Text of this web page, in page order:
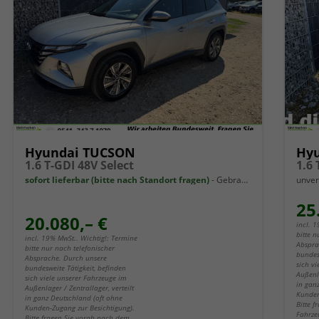
Hyundai TUCSON
1.6 T-GDI 48V Select
sofort lieferbar (bitte nach Standort fragen) Gebrauchtwagen
20.080,– €
incl. 19% MwSt.. Wichtig!: Termine
bitte nur nach telefonischer
Absprache. Durch unsere
bundesweite Tätigkeit, befinden
sich viele unserer Fahrzeuge im
Außenlager / Zentrallager, verteilt
in ganz Deutschland (oft ohne
Kunden-Zugang zur Besichtigung).
1.6
incl.
bitte
sich
in
Bitte